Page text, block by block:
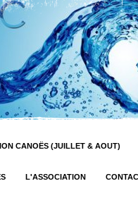
CANOËS (JUILLET & AOUT)
L'ASSOCIATION